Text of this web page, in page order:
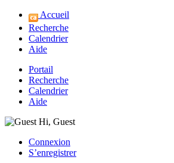
Accueil
Recherche
Calendrier
Aide
Portail
Recherche
Calendrier
Aide
Hi, Guest
Connexion
S’enregistrer